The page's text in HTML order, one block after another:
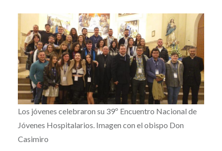
Los jóvenes celebraron su 39º Encuentro Nacional de
Jóvenes Hospitalarios. Imagen con el obispo Don
Casimiro